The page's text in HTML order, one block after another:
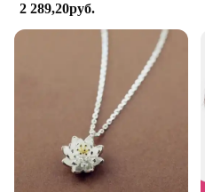
2 289,20руб.